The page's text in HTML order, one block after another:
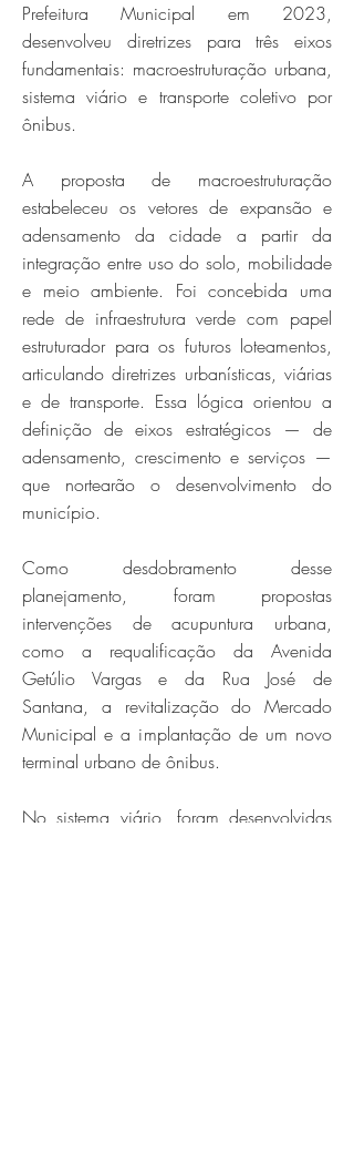
Prefeitura Municipal em 2023,
desenvolveu diretrizes para três eixos
fundamentais: macroestruturação urbana,
sistema viário e transporte coletivo por
ônibus.
A proposta de macroestruturação
estabeleceu os vetores de expansão e
adensamento da cidade a partir da
integração entre uso do solo, mobilidade
e meio ambiente. Foi concebida uma
rede de infraestrutura verde com papel
estruturador para os futuros loteamentos,
articulando diretrizes urbanísticas, viárias
e de transporte. Essa lógica orientou a
definição de eixos estratégicos — de
adensamento, crescimento e serviços —
que nortearão o desenvolvimento do
município.
Como desdobramento desse
planejamento, foram propostas
intervenções de acupuntura urbana,
como a requalificação da Avenida
Getúlio Vargas e da Rua José de
Santana, a revitalização do Mercado
Municipal e a implantação de um novo
terminal urbano de ônibus.
No sistema viário, foram desenvolvidas